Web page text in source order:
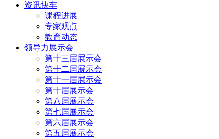
资讯快车
课程进展
专家观点
教育动态
领导力展示会
第十三届展示会
第十二届展示会
第十一届展示会
第十届展示会
第八届展示会
第七届展示会
第六届展示会
第五届展示会